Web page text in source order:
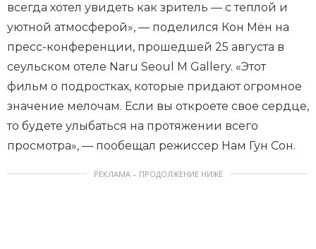
всегда хотел увидеть как зритель — с теплой и
уютной атмосферой», — поделился Кон Мён на
пресс-конференции, прошедшей 25 августа в
сеульском отеле Naru Seoul M Gallery. «Этот
фильм о подростках, которые придают огромное
значение мелочам. Если вы откроете свое сердце,
то будете улыбаться на протяжении всего
просмотра», — пообещал режиссер Нам Гун Сон.
РЕКЛАМА – ПРОДОЛЖЕНИЕ НИЖЕ